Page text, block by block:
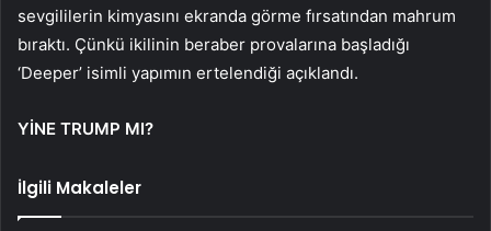
sevgililerin kimyasını ekranda görme fırsatından mahrum
bıraktı. Çünkü ikilinin beraber provalarına başladığı
‘Deeper’ isimli yapımın ertelendiği açıklandı.
YİNE TRUMP MI?
İlgili Makaleler